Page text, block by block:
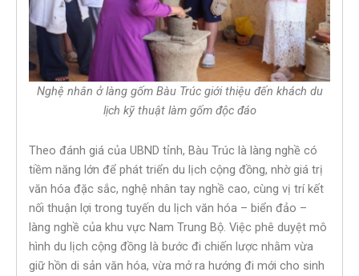
Nghệ nhân ở làng gốm Bàu Trúc giới thiệu đến khách du
lịch kỹ thuật làm gốm độc đáo
Theo đánh giá của UBND tỉnh, Bàu Trúc là làng nghề có
tiềm năng lớn để phát triển du lịch cộng đồng, nhờ giá trị
văn hóa đặc sắc, nghệ nhân tay nghề cao, cùng vị trí kết
nối thuận lợi trong tuyến du lịch văn hóa – biển đảo –
làng nghề của khu vực Nam Trung Bộ. Việc phê duyệt mô
hình du lịch cộng đồng là bước đi chiến lược nhằm vừa
giữ hồn di sản văn hóa, vừa mở ra hướng đi mới cho sinh